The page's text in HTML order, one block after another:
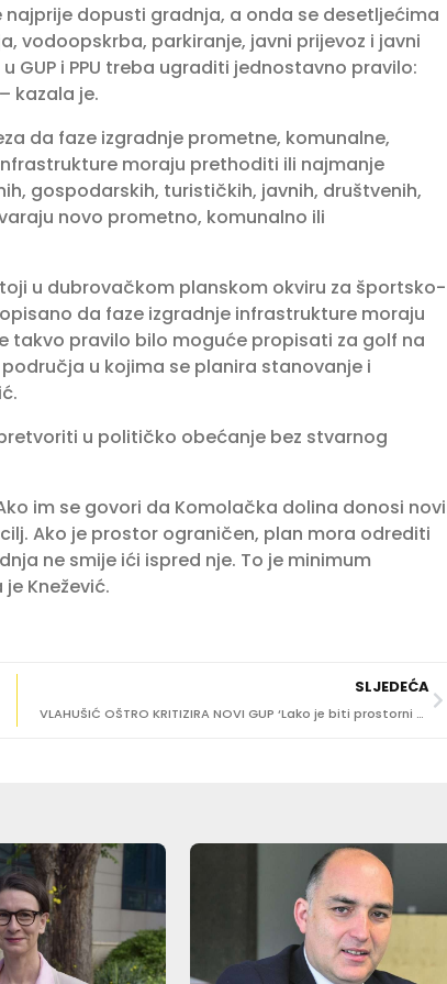
dopusti gradnja, a onda se desetljećima
vodoopskrba, parkiranje, javni prijevoz i javni
GUP i PPU treba ugraditi jednostavno pravilo:
kazala je.
da faze izgradnje prometne, komunalne,
moraju prethoditi ili najmanje
gospodarskih, turističkih, javnih, društvenih,
novo prometno, komunalno ili
u dubrovačkom planskom okviru za športsko-
da faze izgradnje infrastrukture moraju
takvo pravilo bilo moguće propisati za golf na
u kojima se planira stanovanje i
u političko obećanje bez stvarnog
im se govori da Komolačka dolina donosi novi
Ako je prostor ograničen, plan mora odrediti
ne smije ići ispred nje. To je minimum
Knežević.
SLJEDEĆA
VLAHUŠIĆ OŠTRO KRITIZIRA NOVI GUP ‘Lako je biti prostorni planer ako zaboraviš ljude’